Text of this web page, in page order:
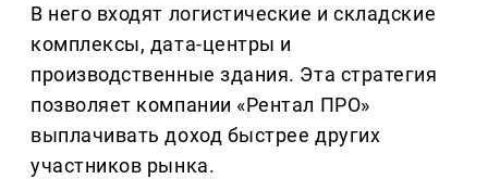
В него входят логистические и складские
комплексы, дата-центры и
производственные здания. Эта стратегия
позволяет компании «Рентал ПРО»
выплачивать доход быстрее других
участников рынка.